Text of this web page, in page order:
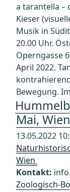
a tarantella –
Kieser
Musik in
20.00 Uhr.
Operngasse
April 2022.
Bewegung.
Mai, Wien
13.05.2022
Wien
Kontakt:
Zoologisch-